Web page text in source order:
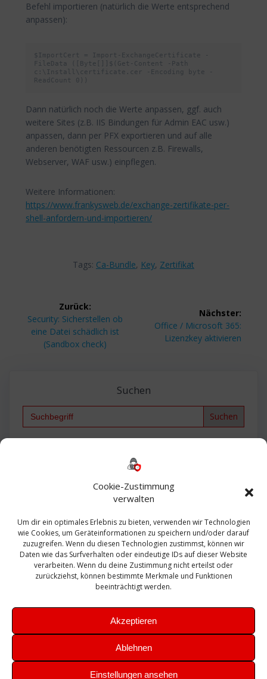
Cookie-Zustimmung
verwalten
Um dir ein optimales Erlebnis zu bieten, verwenden wir Technologien
wie Cookies, um Geräteinformationen zu speichern und/oder darauf
zuzugreifen. Wenn du diesen Technologien zustimmst, können wir
Daten wie das Surfverhalten oder eindeutige IDs auf dieser Website
verarbeiten. Wenn du deine Zustimmung nicht erteilst oder
zurückziehst, können bestimmte Merkmale und Funktionen
beeinträchtigt werden.
Akzeptieren
Ablehnen
Einstellungen ansehen
Befehl importieren (natürlich die Werte entsprechend
anpassen):
$ImportCert = Import-ExchangeCertificate -
FileData ([Byte[]]$(Get-Content -Path
c:\Install\certificate.cer -Encoding byte -
ReadCount 0))
Dann natürlich noch die Werte anpassen, ggf. auch
weitere Sites (z.B. IIS Bindungen für Admin EAC usw.)
anpassen, dann per PFX exportieren und auf alle
anderen benötigten Ressourcen z.B. Firewalls,
Webserver, WAF usw.) einpflegen.
Weitere Informationen:
https://www.frankysweb.de/exchange-zertifikate-per-
shell-anfordern-und-importieren/
Tags: Ca-Bundle, Key, Zertifikat
Beitragsnavigation
Zurück:
Vorheriger
Beitrag:
Security: Sicherstellen ob
eine Datei schädlich ist
(Sandbox check)
Nächster:
Nächster
Beitrag:
Office / Microsoft 365:
Lizenzkey aktivieren
Suchen
Search
Bautagebuch
Exchange firewall Fritzbox
Microsoft
Sanierung SBS Security Server Sicherheit
Sicherung SIEM Sophos SSL Ubuntu
Update Upgrade UTM VCenter VCSA Veeam
VMWare VPN WAZUH Windows
Zertifikat